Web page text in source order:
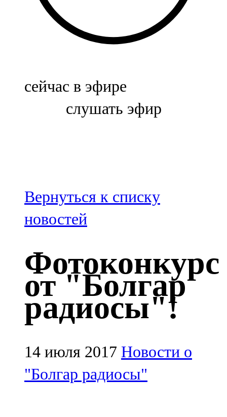
107,5 FM
Биләр
Болгар
100,3 FM
Зәй
106,6 FM
Кадыбаш
105,2 FM
Казан
91,5 FM
Кайбыч
106,1 FM
Кама тамагы
сейчас в эфире
слушать эфир
Вернуться к списку
новостей
Фотоконкурс
от "Болгар
радиосы"!
14 июля 2017 Новости о
"Болгар радиосы"